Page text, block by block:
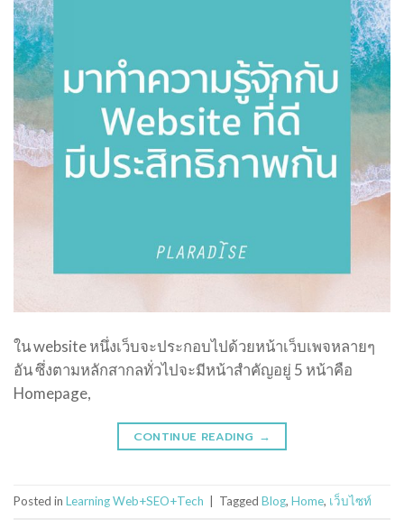
ใน website หนึ่งเว็บจะประกอบไปด้วยหน้าเว็บเพจหลายๆ
อัน ซึ่งตามหลักสากลทั่วไปจะมีหน้าสำคัญอยู่ 5 หน้าคือ
Homepage,
CONTINUE READING →
Posted in Learning Web+SEO+Tech Tagged Blog, Home, เว็บไซท์